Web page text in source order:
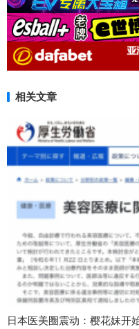
相关文章
日本医美圈震动：樱花妹开